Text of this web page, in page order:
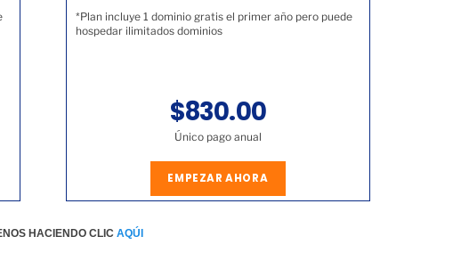
*Plan incluye 1 dominio gratis el primer año pero puede
hospedar ilimitados dominios
$830.00
Único pago anual
EMPEZAR AHORA
HACIENDO CLIC AQÚI